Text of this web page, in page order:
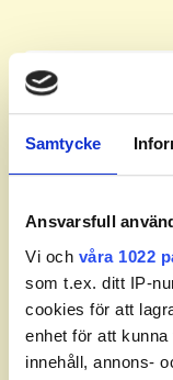
Samtycke
Ansvarsfull
Vi och våra 1022
som t.ex. ditt IP-
cookies för att
enhet för att
innehåll, annons-
Leaderboard.
Pos